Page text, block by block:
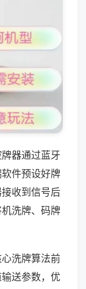
器通过蓝牙
件预设好牌
收到信号后
洗牌、码牌
洗牌算法前
送参数，优